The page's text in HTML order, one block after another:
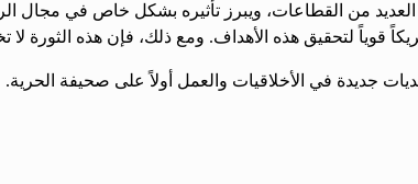
من القطاعات، ويبرز تأثيره بشكل خاص في مجال
قوياً لتحقيق هذه الأهداف. ومع ذلك، فإن هذه الثورة لا
جديدة في الأخلاقيات والعمل أولاً على صحيفة الحرية.